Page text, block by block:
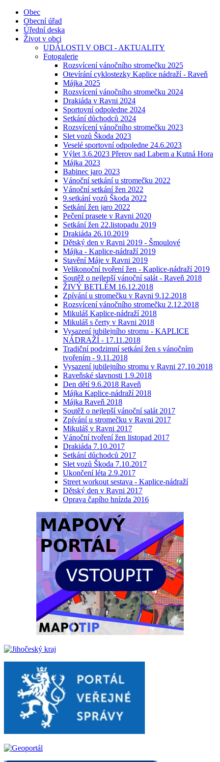
Obec
Obecní úřad
Úřední deska
Život v obci
UDÁLOSTI V OBCI - AKTUALITY
Fotogalerie
Rozsvícení vánočního stromečku 2025
Otevírání cyklostezky Kaplice nádraží - Raveň
Májka 2025
Rozsvícení vánočního stromečku 2024
Drakiáda v Ravni 2024
Sportovní odpoledne 2024
Setkání důchodců 2024
Rozsvícení vánočního stromečku 2023
Slet vozů Škoda 2023
Veselé sportovní odpoledne 24.6.2023
Výlet 3.6.2023 Přerov nad Labem a Kutná Hora
Májka 2023
Babinec jaro 2023
Vánoční setkání u stromečku 2022
Vánoční setkání žen 2022
9.setkání vozů Škoda 2022
Setkání žen jaro 2022
Pečení prasete v Ravni 2020
Setkání žen 22.listopadu 2019
Drakiáda 26.10.2019
Dětský den v Ravni 2019 - Šmoulové
Májka - Kaplice-nádraží 2019
Stavění Máje v Ravni 2019
Velikonoční tvoření žen - Kaplice-nádraží 2019
Soutěž o nejlepší vánoční salát - Raveň 2018
ŽIVÝ BETLÉM 16.12.2018
Zpívání u stromečku v Ravni 9.12.2018
Rozsvícení vánočního stromečku 2.12.2018
Mikuláš Kaplice-nádraží 2018
Mikuláš s čerty v Ravni 2018
Vysazení jubilejního stromu - KAPLICE
NÁDRAŽÍ - 17.11.2018
Tradiční podzimní setkání žen s vánočním
tvořením - 9.11.2018
Vysazení jubilejního stromu v Ravni 27.10.2018
Raveňské slavnosti 1.9.2018
Den dětí 9.6.2018 Raveň
Májka Kaplice-nádraží 2018
Májka Raveň 2018
Soutěž o nejlepší vánoční salát 2017
Zpívání u stromečku v Ravni 2017
Mikuláš v Ravni 2017
Vánoční tvoření žen listopad 2017
Drakiáda 7.10.2017
Setkání důchodců 2017
Slet vozů Škoda 7.10.2017
Ukončení léta 2.9.2017
Street workout sestava - Kaplice-nádraží
Dětský den v Ravni 2017
Oprava čapího hnízda 2016